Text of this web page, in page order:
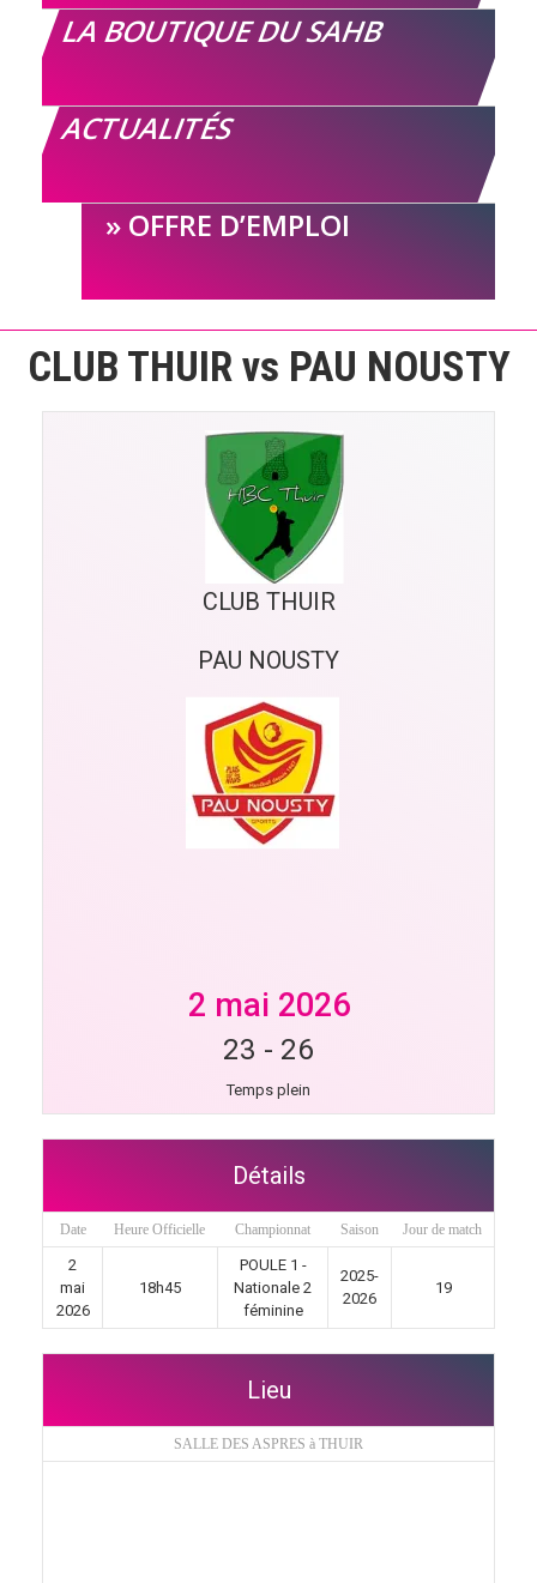
LA BOUTIQUE DU SAHB
ACTUALITÉS
OFFRE D’EMPLOI
CLUB THUIR vs PAU NOUSTY
CLUB THUIR
PAU NOUSTY
2 mai 2026
23 - 26
Temps plein
Détails
Date Heure Officielle Championnat Saison Jour de match
2
mai
2026
18h45
POULE 1 -
Nationale 2
féminine
2025-
2026
19
Lieu
SALLE DES ASPRES à THUIR